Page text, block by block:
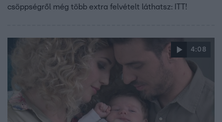
csöppségről még több extra felvételt láthatsz: ITT!
4:08